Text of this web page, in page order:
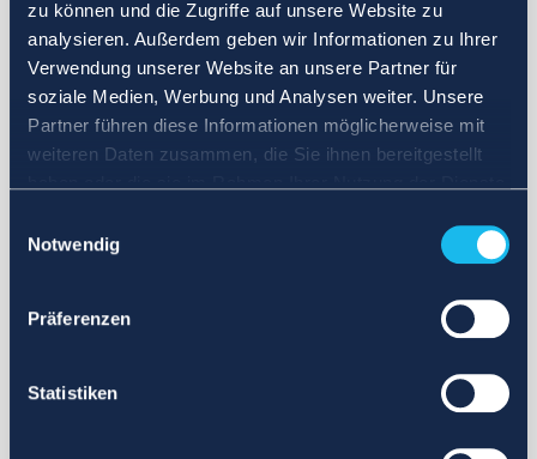
zu können und die Zugriffe auf unsere Website zu
analysieren. Außerdem geben wir Informationen zu Ihrer
Verwendung unserer Website an unsere Partner für
soziale Medien, Werbung und Analysen weiter. Unsere
Partner führen diese Informationen möglicherweise mit
weiteren Daten zusammen, die Sie ihnen bereitgestellt
Notwendig
Präferenzen
Statistiken